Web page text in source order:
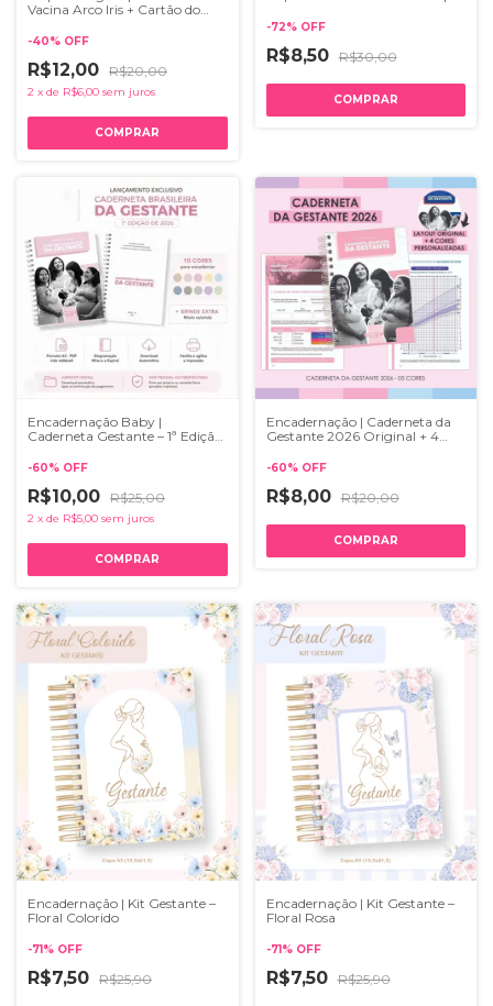
Vacina Arco Iris + Cartão do
-40% OFF
R$12,00 R$20,00
2 x de R$6,00 sem juros
-72% OFF
R$8,50 R$30,00
Encadernação Baby |
Caderneta Gestante – 1ª Edição
-60% OFF
R$10,00 R$25,00
2 x de R$5,00 sem juros
Encadernação | Caderneta da
Gestante 2026 Original + 4
-60% OFF
R$8,00 R$20,00
Encadernação | Kit Gestante –
Floral Colorido
-71% OFF
R$7,50 R$25,90
Encadernação | Kit Gestante –
Floral Rosa
-71% OFF
R$7,50 R$25,90